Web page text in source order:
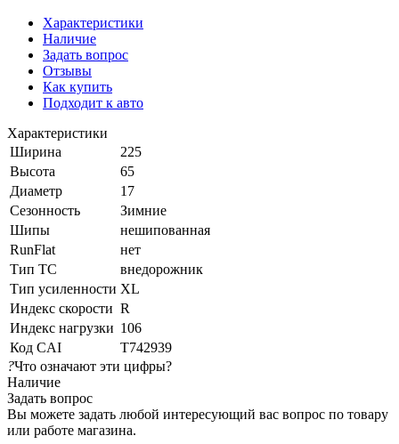
Характеристики
Наличие
Задать вопрос
Отзывы
Как купить
Подходит к авто
Характеристики
Ширина
225
Высота
65
Диаметр
17
Сезонность
Зимние
Шипы
нешипованная
RunFlat
нет
Тип ТС
внедорожник
Тип усиленности XL
Индекс скорости R
Индекс нагрузки 106
Код CAI
T742939
?Что означают эти цифры?
Наличие
Задать вопрос
Вы можете задать любой интересующий вас вопрос по товару
или работе магазина.